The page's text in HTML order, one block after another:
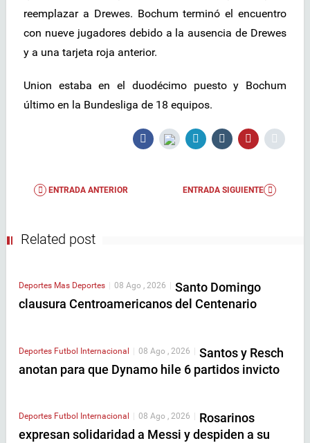
reemplazar a Drewes. Bochum terminó el encuentro
con nueve jugadores debido a la ausencia de Drewes
y a una tarjeta roja anterior.
Union estaba en el duodécimo puesto y Bochum
último en la Bundesliga de 18 equipos.
ENTRADA ANTERIOR ENTRADA SIGUIENTE
Related post
Deportes Mas Deportes 08 Ago , 2026
Santo Domingo
clausura Centroamericanos del Centenario
Deportes Futbol Internacional | 08 Ago , 2026 | Santos y Resch
anotan para que Dynamo hile 6 partidos invicto
Deportes Futbol Internacional 08 Ago , 2026
Rosarinos
expresan solidaridad a Messi y despiden a su